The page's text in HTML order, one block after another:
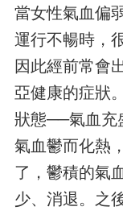
當女性氣血偏
運行不暢時，
因此經前常會
亞健康的症狀
狀態──氣血充
氣血鬱而化熱
了，鬱積的氣
少、消退。之